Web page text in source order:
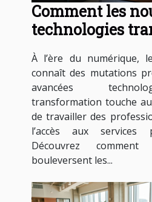
Comment les
technologies
elles les services
À l’ère du numérique,
connaît des mutations
avancées
transformation touche
de travailler des
l’accès aux
Découvrez
bouleversent les...